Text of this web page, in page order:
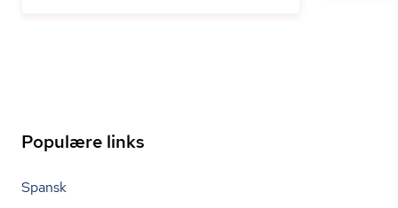
Populære links
Spansk